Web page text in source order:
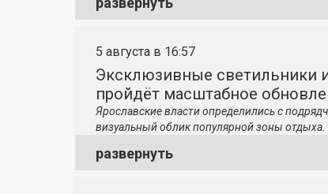
5 августа в 16:57
Эксклюзивные светильники
пройдёт масштабное
Ярославские власти определились с
визуальный облик популярной зоны отдыха.
развернуть